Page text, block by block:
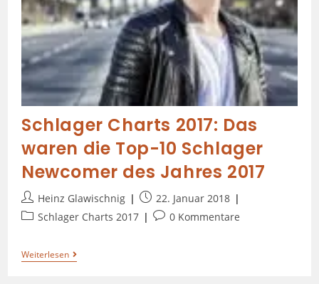
Schlager Charts 2017: Das
waren die Top-10 Schlager
Newcomer des Jahres 2017
Heinz Glawischnig
22. Januar 2018
Schlager Charts 2017
0 Kommentare
Weiterlesen